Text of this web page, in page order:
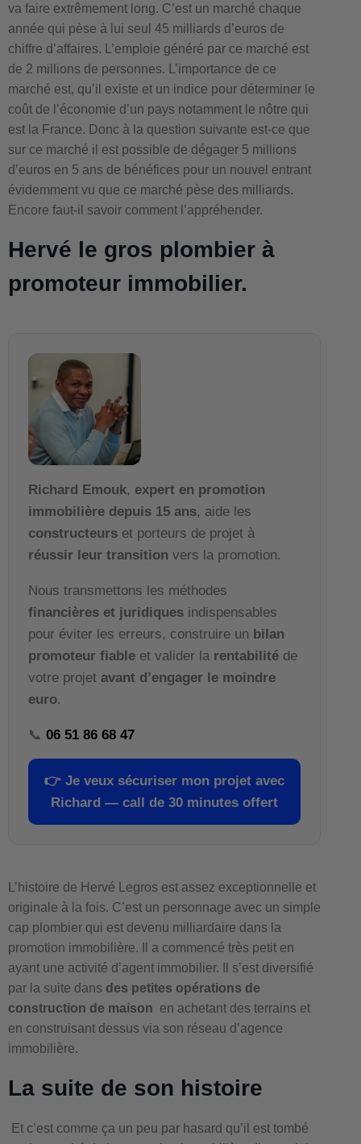
va faire extrêmement long. C’est un marché chaque
année qui pèse à lui seul 45 milliards d’euros de
chiffre d’affaires. L’emploie généré par ce marché est
de 2 millions de personnes. L’importance de ce
marché est, qu’il existe et un indice pour déterminer le
coût de l’économie d’un pays notamment le nôtre qui
est la France. Donc à la question suivante est-ce que
sur ce marché il est possible de dégager 5 millions
d’euros en 5 ans de bénéfices pour un nouvel entrant
évidemment vu que ce marché pèse des milliards.
Encore faut-il savoir comment l’appréhender.
Hervé le gros plombier à
promoteur immobilier.
Richard Emouk, expert en promotion
immobilière depuis 15 ans, aide les
constructeurs et porteurs de projet à
réussir leur transition vers la promotion.
Nous transmettons les méthodes
financières et juridiques indispensables
pour éviter les erreurs, construire un bilan
promoteur fiable et valider la rentabilité de
votre projet avant d’engager le moindre
euro.
📞 06 51 86 68 47
👉 Je veux sécuriser mon projet avec
Richard — call de 30 minutes offert
L’histoire de Hervé Legros est assez exceptionnelle et
originale à la fois. C’est un personnage avec un simple
cap plombier qui est devenu milliardaire dans la
promotion immobilière. Il a commencé très petit en
ayant une activité d’agent immobilier. Il s’est diversifié
par la suite dans des petites opérations de
construction de maison en achetant des terrains et
en construisant dessus via son réseau d’agence
immobilière.
La suite de son histoire
Et c’est comme ça un peu par hasard qu’il est tombé